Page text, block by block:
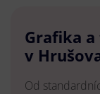
Grafika
v
Od